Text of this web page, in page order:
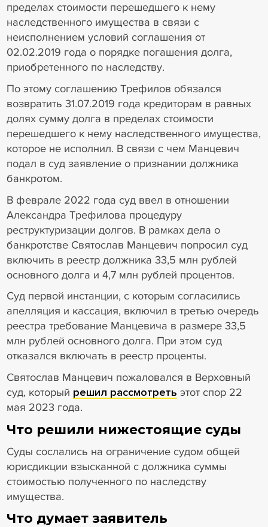
пределах стоимости перешедшего к нему
наследственного имущества в связи с
неисполнением условий соглашения от
02.02.2019 года о порядке погашения долга,
приобретенного по наследству.
По этому соглашению Трефилов обязался
возвратить 31.07.2019 года кредиторам в равных
долях сумму долга в пределах стоимости
перешедшего к нему наследственного имущества,
которое не исполнил. В связи с чем Манцевич
подал в суд заявление о признании должника
банкротом.
В феврале 2022 года суд ввел в отношении
Александра Трефилова процедуру
реструктуризации долгов. В рамках дела о
банкротстве Святослав Манцевич попросил суд
включить в реестр должника 33,5 млн рублей
основного долга и 4,7 млн рублей процентов.
Суд первой инстанции, с которым согласились
апелляция и кассация, включил в третью очередь
реестра требование Манцевича в размере 33,5
млн рублей основного долга. При этом суд
отказался включать в реестр проценты.
Святослав Манцевич пожаловался в Верховный
суд, который решил рассмотреть этот спор 22
мая 2023 года.
Что решили нижестоящие суды
Суды сослались на ограничение судом общей
юрисдикции взысканной с должника суммы
стоимостью полученного по наследству
имущества.
Что думает заявитель